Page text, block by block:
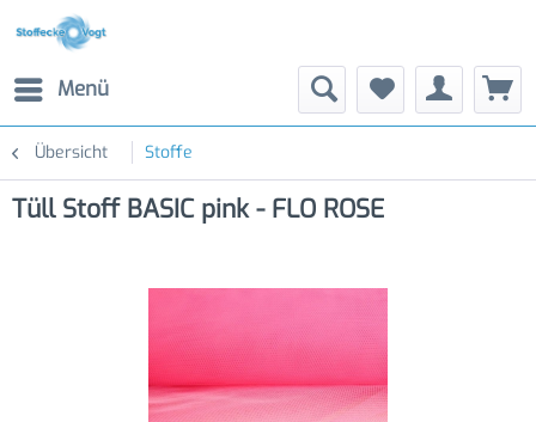
Menü
Übersicht Stoffe
Tüll Stoff BASIC pink - FLO ROSE